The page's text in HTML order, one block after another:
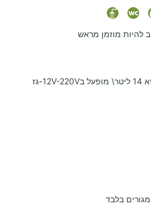
להיות מוזמן מראש
בלבד